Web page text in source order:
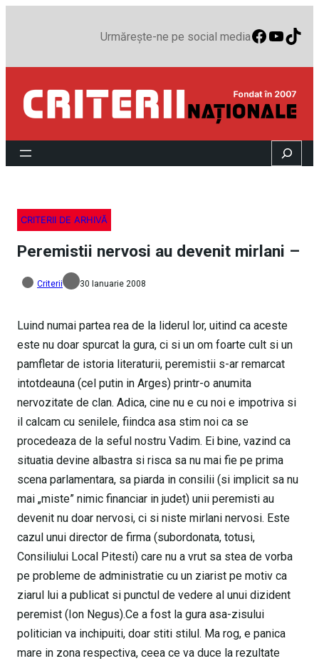
Urmărește-ne pe social media
Search
CRITERII DE ARHIVĂ
Peremistii nervosi au devenit mirlani –
Criterii 30 Ianuarie 2008
Luind numai partea rea de la liderul lor, uitind ca aceste
este nu doar spurcat la gura, ci si un om foarte cult si un
pamfletar de istoria literaturii, peremistii s-ar remarcat
intotdeauna (cel putin in Arges) printr-o anumita
nervozitate de clan. Adica, cine nu e cu noi e impotriva si
il calcam cu senilele, fiindca asa stim noi ca se
procedeaza de la seful nostru Vadim. Ei bine, vazind ca
situatia devine albastra si risca sa nu mai fie pe prima
scena parlamentara, sa piarda in consilii (si implicit sa nu
mai „miste” nimic financiar in judet) unii peremisti au
devenit nu doar nervosi, ci si niste mirlani nervosi. Este
cazul unui director de firma (subordonata, totusi,
Consiliului Local Pitesti) care nu a vrut sa stea de vorba
pe probleme de administratie cu un ziarist pe motiv ca
ziarul lui a publicat si punctul de vedere al unui dizident
peremist (Ion Negus).Ce a fost la gura asa-zisului
politician va inchipuiti, doar stiti stilul. Ma rog, e panica
mare in zona respectiva, ceea ce va duce la rezultate